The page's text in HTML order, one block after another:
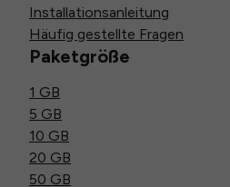
Installationsanleitung
Häufig gestellte Fragen
Paketgröße
1 GB
5 GB
10 GB
20 GB
50 GB